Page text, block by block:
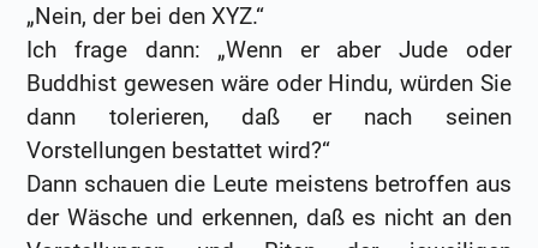
„Nein, der bei den XYZ.“
Ich frage dann: „Wenn er aber Jude oder
Buddhist gewesen wäre oder Hindu, würden Sie
dann tolerieren, daß er nach seinen
Vorstellungen bestattet wird?“
Dann schauen die Leute meistens betroffen aus
der Wäsche und erkennen, daß es nicht an den